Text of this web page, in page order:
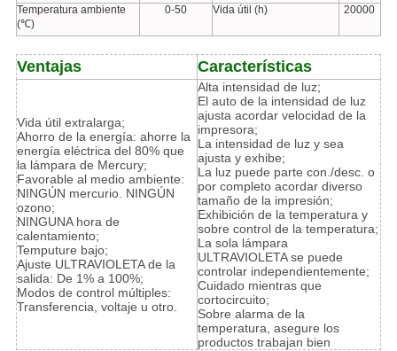
Temperatura ambiente
(℃)
0-50 Vida útil (h) 20000
Ventajas Características
Vida útil extralarga;
Ahorro de la energía: ahorre la
energía eléctrica del 80% que
la lámpara de Mercury;
Favorable al medio ambiente:
NINGÚN mercurio. NINGÚN
ozono;
NINGUNA hora de
calentamiento;
Temputure bajo;
Ajuste ULTRAVIOLETA de la
salida: De 1% a 100%;
Modos de control múltiples:
Transferencia, voltaje u otro.
Alta intensidad de luz;
El auto de la intensidad de luz
ajusta acordar velocidad de la
impresora;
La intensidad de luz y sea
ajusta y exhibe;
La luz puede parte con./desc. o
por completo acordar diverso
tamaño de la impresión;
Exhibición de la temperatura y
sobre control de la temperatura;
La sola lámpara
ULTRAVIOLETA se puede
controlar independientemente;
Cuidado mientras que
cortocircuito;
Sobre alarma de la
temperatura, asegure los
productos trabajan bien